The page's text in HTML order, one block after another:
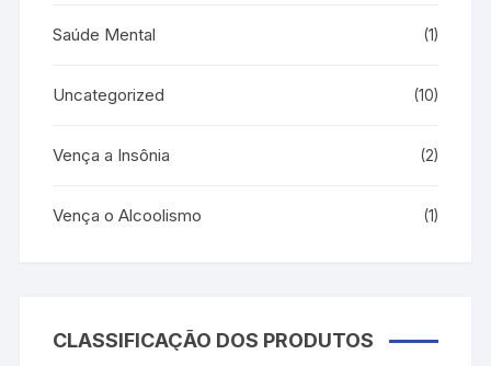
Saúde Mental (1)
Uncategorized (10)
Vença a Insônia (2)
Vença o Alcoolismo (1)
CLASSIFICAÇÃO DOS PRODUTOS